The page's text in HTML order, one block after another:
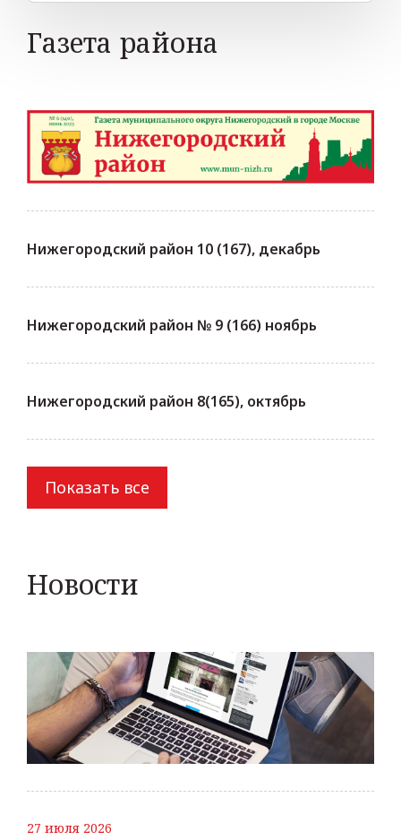
Газета района
Нижегородский район 10 (167), декабрь
Нижегородский район № 9 (166) ноябрь
Нижегородский район 8(165), октябрь
Показать все
Новости
27 июля 2026